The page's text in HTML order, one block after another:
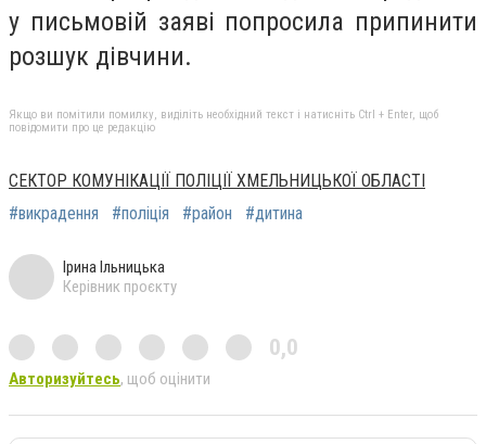
у письмовій заяві попросила припинити
розшук дівчини.
Якщо ви помітили помилку, виділіть необхідний текст і натисніть Ctrl + Enter, щоб
повідомити про це редакцію
СЕКТОР КОМУНІКАЦІЇ ПОЛІЦІЇ ХМЕЛЬНИЦЬКОЇ ОБЛАСТІ
#викрадення
#поліція #район #дитина
Ірина Ільницька
Керівник проєкту
0,0
Авторизуйтесь, щоб оцінити